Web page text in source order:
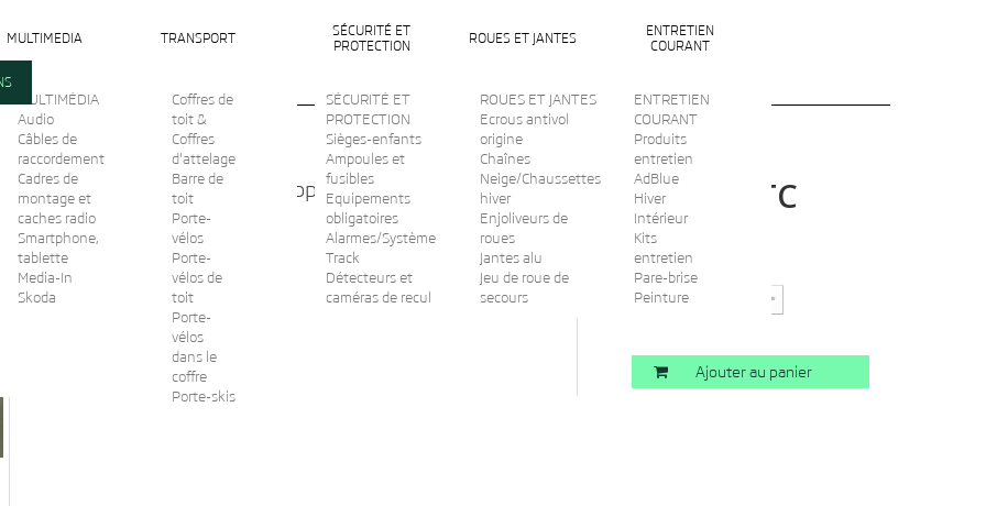
MULTIMEDIA
MULTIMÉDIA
Audio
Câbles de
raccordement
Cadres de
montage et
caches radio
Smartphone,
tablette
Media-In
Skoda
TRANSPORT
Coffres de
toit &
Coffres
d'attelage
Barre de
toit
Porte-
vélos
Porte-
vélos de
toit
Porte-
vélos
dans le
coffre
Porte-skis
SÉCURITÉ ET
PROTECTION
SÉCURITÉ ET
PROTECTION
Sièges-enfants
Ampoules et
fusibles
Equipements
obligatoires
Alarmes/Système
Track
Détecteurs et
caméras de recul
ROUES ET JANTES
ROUES ET JANTES
Ecrous antivol
origine
Chaînes
Neige/Chaussettes
hiver
Enjoliveurs de
roues
Jantes alu
Jeu de roue de
secours
ENTRETIEN
COURANT
ENTRETIEN
COURANT
Produits
entretien
AdBlue
Hiver
Intérieur
Kits
entretien
Pare-brise
Peinture
Raclette de dégivrage Trappe à essence
État : Nouveau
4,00 € TTC
Quantité
Ajouter au panier